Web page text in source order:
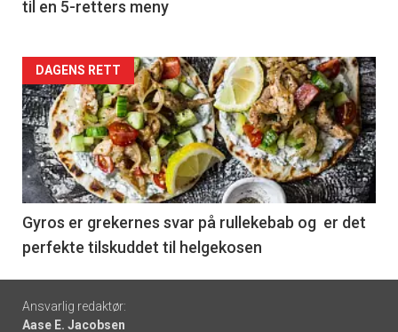
til en 5-retters meny
Forsiden
akkurat
nå
-
6
DAGENS RETT
Gyros er grekernes svar på rullekebab og er det
perfekte tilskuddet til helgekosen
Footer
Ansvarlig redaktør:
Aase E. Jacobsen